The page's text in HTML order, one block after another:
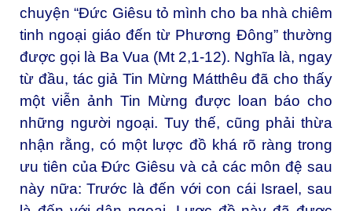
chuyện “Đức Giêsu tỏ mình cho ba nhà chiêm
tinh ngoại giáo đến từ Phương Đông” thường
được gọi là Ba Vua (Mt 2,1-12). Nghĩa là, ngay
từ đầu, tác giả Tin Mừng Mátthêu đã cho thấy
một viễn ảnh Tin Mừng được loan báo cho
những người ngoại. Tuy thế, cũng phải thừa
nhận rằng, có một lược đồ khá rõ ràng trong
ưu tiên của Đức Giêsu và cả các môn đệ sau
này nữa: Trước là đến với con cái Israel, sau